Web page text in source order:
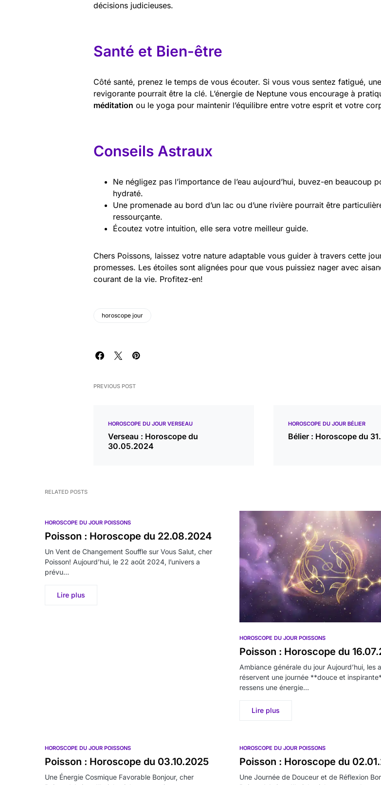
décisions judicieuses.
Santé et Bien-être
Côté santé, prenez le temps de vous écouter. Si vous vous sentez fatigué,
revigorante pourrait être la clé. L’énergie de Neptune vous encourage à
méditation ou le yoga pour maintenir l’équilibre entre votre esprit et votre
Conseils Astraux
Ne négligez pas l’importance de l’eau aujourd’hui, buvez-en beaucoup
hydraté.
Une promenade au bord d’un lac ou d’une rivière pourrait être
ressourçante.
Écoutez votre intuition, elle sera votre meilleur guide.
Chers Poissons, laissez votre nature adaptable vous guider à travers cette
promesses. Les étoiles sont alignées pour que vous puissiez nager avec
courant de la vie. Profitez-en!
horoscope jour
PREVIOUS POST
HOROSCOPE DU JOUR VERSEAU
Verseau : Horoscope du
30.05.2024
HOROSCOPE DU JOUR BÉLIER
Bélier : Horoscope du
RELATED POSTS
HOROSCOPE DU JOUR POISSONS
Poisson : Horoscope du 22.08.2024
Un Vent de Changement Souffle sur Vous Salut, cher
Poisson! Aujourd’hui, le 22 août 2024, l’univers a
prévu…
Lire plus
HOROSCOPE DU JOUR POISSONS
Poisson : Horoscope du
Ambiance générale du jour Aujourd’hui, les
réservent une journée **douce et
ressens une énergie…
Lire plus
HOROSCOPE DU JOUR POISSONS
Poisson : Horoscope du 03.10.2025
Une Énergie Cosmique Favorable Bonjour, cher
HOROSCOPE DU JOUR POISSONS
Poisson : Horoscope du
Une Journée de Douceur et de Réflexion